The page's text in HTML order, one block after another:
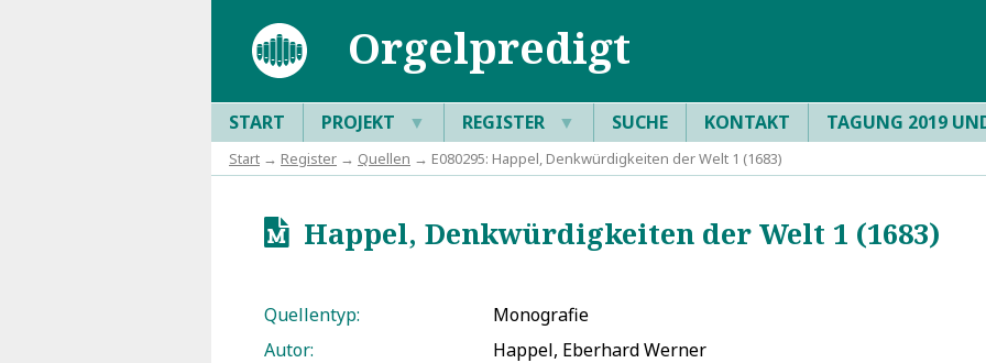
Orgelpredigt
START PROJEKT ▼ REGISTER ▼ SUCHE KONTAKT TAGUNG 2019
Start → Register → Quellen → E080295: Happel, Denkwürdigkeiten der Welt 1 (1683)
u Happel, Denkwürdigkeiten der Welt 1 (1683)
Quellentyp:
Monografie
Autor:
Happel, Eberhard Werner